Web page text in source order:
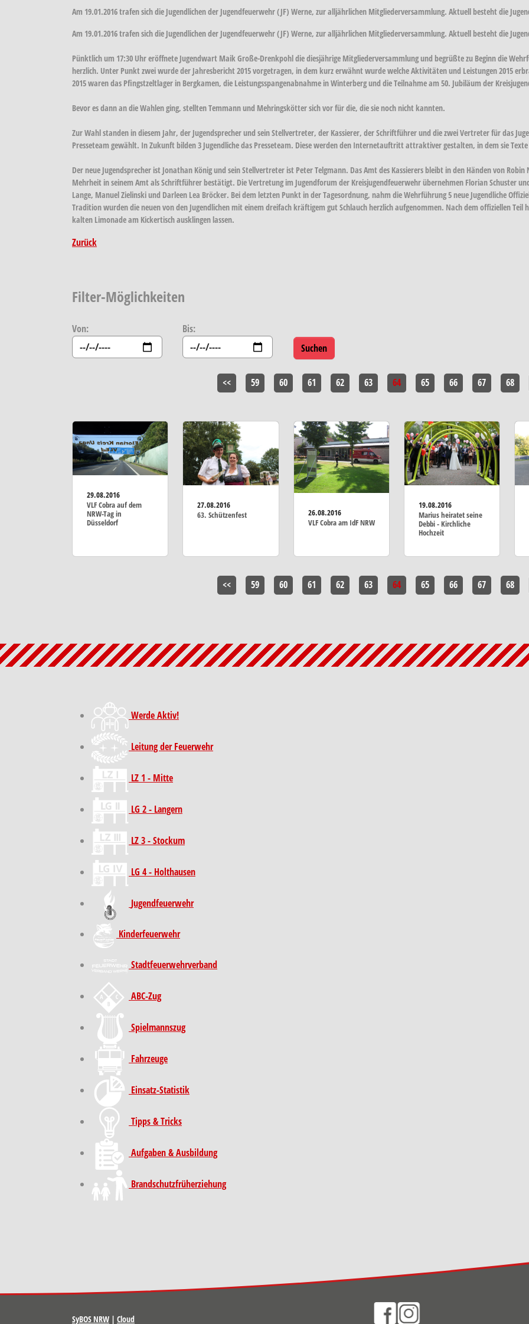
Am 19.01.2016 trafen sich die Jugendlichen der Jugendfeuerwehr (JF) Werne, zur alljährlichen Mitgliederversammlung. Aktuell besteht die
Am 19.01.2016 trafen sich die Jugendlichen der Jugendfeuerwehr (JF) Werne, zur alljährlichen Mitgliederversammlung. Aktuell besteht die
Pünktlich um 17:30 Uhr eröffnete Jugendwart Maik Große-Drenkpohl die diesjährige Mitgliederversammlung und begrüßte zu Beginn die
herzlich. Unter Punkt zwei wurde der Jahresbericht 2015 vorgetragen, in dem kurz erwähnt wurde welche Aktivitäten und Leistungen 2015
2015 waren das Pfingstzeltlager in Bergkamen, die Leistungsspangenabnahme in Winterberg und die Teilnahme am 50. Jubiläum der
Bevor es dann an die Wahlen ging, stellten Temmann und Mehringskötter sich vor für die, die sie noch nicht kannten.
Zur Wahl standen in diesem Jahr, der Jugendsprecher und sein Stellvertreter, der Kassierer, der Schriftführer und die zwei Vertreter für das
Presseteam gewählt. In Zukunft bilden 3 Jugendliche das Presseteam. Diese werden den Internetauftritt attraktiver gestalten, in dem sie
Der neue Jugendsprecher ist Jonathan König und sein Stellvertreter ist Peter Telgmann. Das Amt des Kassierers bleibt in den Händen von
Mehrheit in seinem Amt als Schriftführer bestätigt. Die Vertretung im Jugendforum der Kreisjugendfeuerwehr übernehmen Florian Schuster
Lange, Manuel Zielinski und Darleen Lea Bröcker. Bei dem letzten Punkt in der Tagesordnung, nahm die Wehrführung 5 neue Jugendliche
Tradition wurden die neuen von den Jugendlichen mit einem dreifach kräftigem gut Schlauch herzlich aufgenommen. Nach dem offiziellen Teil
kalten Limonade am Kickertisch ausklingen lassen.
Zurück
Filter-Möglichkeiten
Von: Bis:
<< 59 60 61 62 63 64 65 66 67 68
29.08.2016
VLF Cobra auf dem
NRW-Tag in
Düsseldorf
27.08.2016
63. Schützenfest
26.08.2016
VLF Cobra am IdF NRW
19.08.2016
Marius heiratet seine
Debbi - Kirchliche
Hochzeit
<< 59 60 61 62 63 64 65 66 67 68
Werde Aktiv!
Leitung der Feuerwehr
LZ 1 - Mitte
LG 2 - Langern
LZ 3 - Stockum
LG 4 - Holthausen
Jugendfeuerwehr
Kinder­feuer­wehr
Stadt­feuer­wehr­verband
ABC-Zug
Spielmannszug
Fahrzeuge
Einsatz-Statistik
Tipps & Tricks
Aufgaben & Ausbildung
Brand­schutz­früh­erziehung
SyBOS NRW | Cloud